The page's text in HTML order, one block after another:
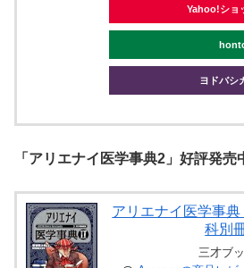
Yahoo!ショ
ヨドバシ
「アリエナイ医学事典2」好評発売
アリエナイ医学事
科別
三才ブ